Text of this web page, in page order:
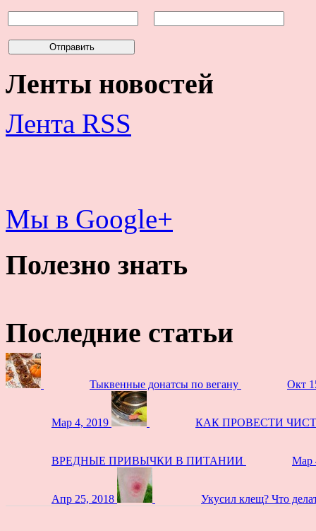
Ленты новостей
Лента RSS
Мы в Google+
Полезно знать
Последние статьи
Тыквенные донатсы по вегану Окт
Мар 4, 2019 КАК ПРОВЕСТИ
ВРЕДНЫЕ ПРИВЫЧКИ В ПИТАНИИ Мар
Апр 25, 2018 Укусил клещ? Что